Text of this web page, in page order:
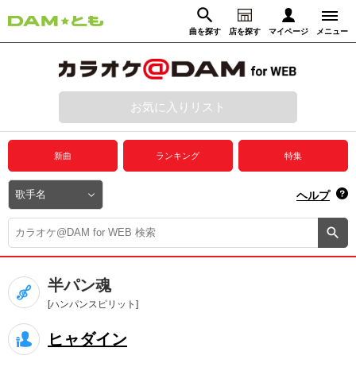
曲を探す 店を探す マイページ メニュー
動画からさがす 録音からさがす
ログイン
プレミアムサービス
DAM★とも動画
DAM★とも録音
カラオケ＠DAM
ユーザー検索
キャンペーン
お気に入りリスト
新曲 ランキング 特集
ヘルプ
半パン魂
[ハンパンスピリット]
ヒャダイン